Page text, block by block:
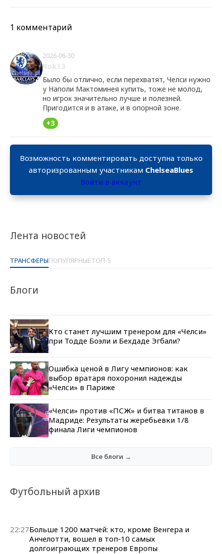
Лента новостей
ТРАНСФЕРЫПОПУЛЯРНЫЕТОП-5
Блоги
Кто станет лучшим тренером для «Челси»
при Тодде Боэли и Бехдаде Эгбали?
Ошибка ценой в Лигу чемпионов: как
выбор вратаря похоронил надежды
«Челси» в Париже
«Челси» против «ПСЖ» и битва титанов в
Мадриде: Результаты жеребьевки 1/8
финала Лиги чемпионов
Все блоги →
Футбольный архив
22:27Больше 1200 матчей: кто, кроме Венгера и
Анчелотти, вошел в топ-10 самых
долгоиграющих тренеров Европы
1 комментарий
2026-06-30
Rok13
Было бы отлично, если перехватят, Челси нужно
у Наполи Мактоминея купить, тоже не молод,
но игрок значительно лучше и полезней.
Пригодится и в атаке, и в опорной зоне.
+3
Возможность комментировать доступна только
авторизрованным участникам ChelseaBlues
Войти в аккаунт